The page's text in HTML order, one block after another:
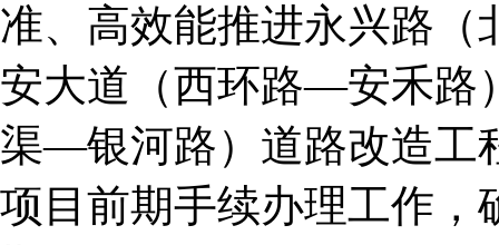
准、高效能推进永兴路
安大道（西环路—安禾路
渠—银河路）道路改造工
项目前期手续办理工作，